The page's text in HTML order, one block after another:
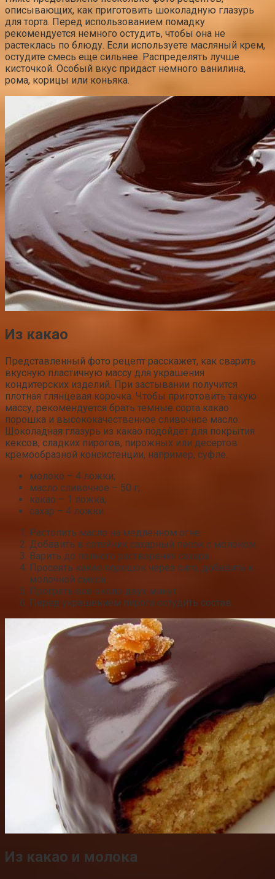
описывающих, как приготовить шоколадную глазурь
для торта. Перед использованием помадку
рекомендуется немного остудить, чтобы она не
растеклась по блюду. Если используете масляный крем,
остудите смесь еще сильнее. Распределять лучше
кисточкой. Особый вкус придаст немного ванилина,
рома, корицы или коньяка.
Из какао
Представленный фото рецепт расскажет, как сварить
вкусную пластичную массу для украшения
кондитерских изделий. При застывании получится
плотная глянцевая корочка. Чтобы приготовить такую
массу, рекомендуется брать темные сорта какао
порошка и высококачественное сливочное масло.
Шоколадная глазурь из какао подойдет для покрытия
кексов, сладких пирогов, пирожных или десертов
кремообразной консистенции, например, суфле.
молоко – 4 ложки;
масло сливочное – 50 г;
какао – 1 ложка;
сахар – 4 ложки.
Растопить масло на медленном огне.
Добавить в сотейник сахарный песок с молоком.
Варить до полного растворения сахара.
Просеять какао порошок через сито, добавить к
молочной смеси.
Прогреть все около двух минут.
Перед украшением пирога остудить состав.
Из какао и молока